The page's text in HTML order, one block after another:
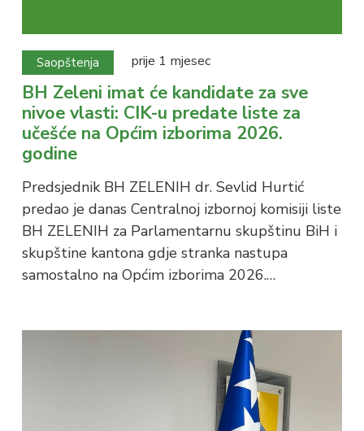
Saopštenja prije 1 mjesec
BH Zeleni imat će kandidate za sve
nivoe vlasti: CIK-u predate liste za
učešće na Općim izborima 2026.
godine
Predsjednik BH ZELENIH dr. Sevlid Hurtić
predao je danas Centralnoj izbornoj komisiji liste
BH ZELENIH za Parlamentarnu skupštinu BiH i
skupštine kantona gdje stranka nastupa
samostalno na Općim izborima 2026.…